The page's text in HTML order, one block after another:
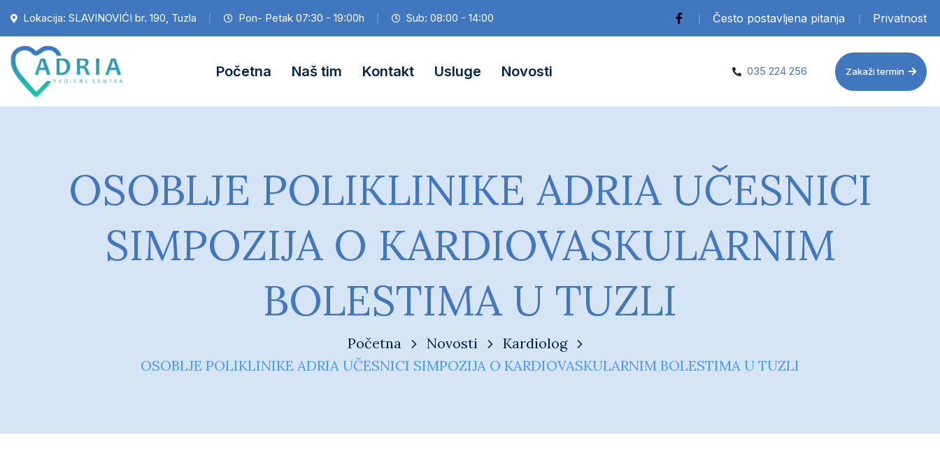
Lokacija: SLAVINOVIĆI br. 190, Tuzla Pon- Petak 07:30 - 19:00h Sub: 08:00 - 14:00 Često postavljena pitanja Privatnost
Početna Naš tim Kontakt Usluge Novosti 035 224 256 Zakaži termin
OSOBLJE POLIKLINIKE ADRIA UČESNICI
SIMPOZIJA O KARDIOVASKULARNIM
BOLESTIMA U TUZLI
Početna Novosti
Kardiolog
OSOBLJE POLIKLINIKE ADRIA UČESNICI SIMPOZIJA O KARDIOVASKULARNIM BOLESTIMA U TUZLI